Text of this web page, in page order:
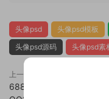
头像psd 头像psd模板
头像psd源码
头像psd素
上一篇
688头像psd素材源码模